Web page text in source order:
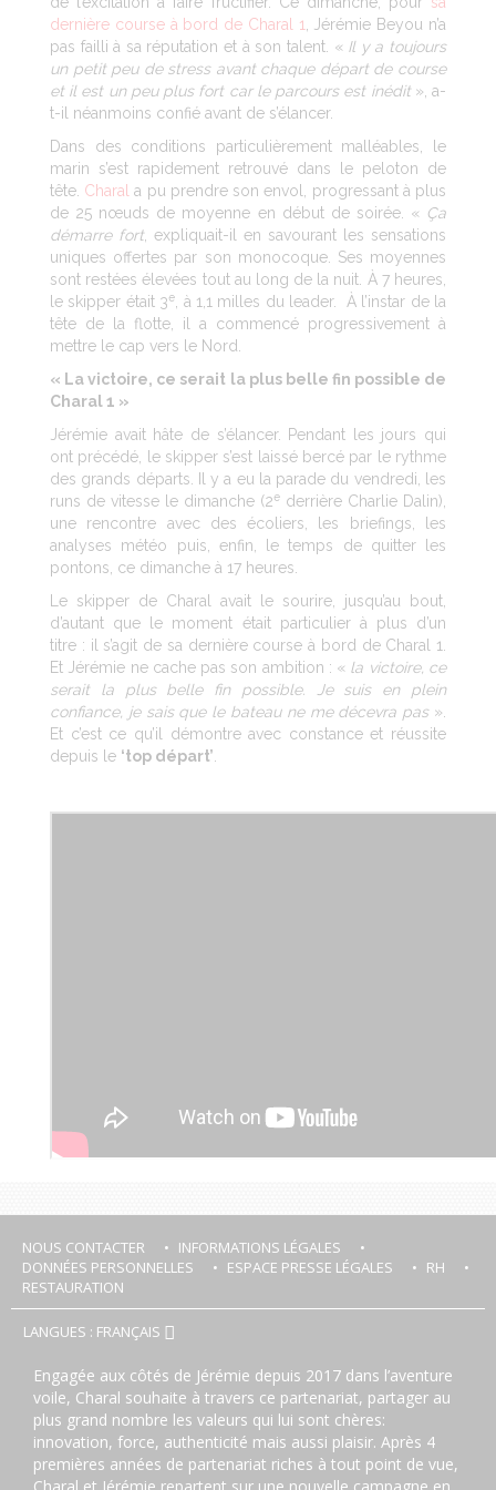
dernière course à bord de Charal 1
, Jérémie Beyou n’a
pas failli à sa réputation et à son talent. « Il y a toujours
un petit peu de stress avant chaque départ de course
et il est un peu plus fort car le parcours est inédit», a-
t-il néanmoins confié avant de s’élancer.
Dans des conditions particulièrement malléables, le
marin s’est rapidement retrouvé dans le peloton de
tête. Charal a pu prendre son envol, progressant à plus
de 25 nœuds de moyenne en début de soirée. « Ça
démarre fort , expliquait-il en savourant les sensations
uniques offertes par son monocoque. Ses moyennes
sont restées élevées tout au long de la nuit. À 7 heures,
le skipper était 3e
, à 1,1 milles du leader. À l’instar de la
tête de la flotte, il a commencé progressivement à
mettre le cap vers le Nord.
« La victoire, ce serait la plus belle fin possible de
Charal 1 »
Jérémie avait hâte de s’élancer. Pendant les jours qui
ont précédé, le skipper s’est laissé bercé par le rythme
des grands départs. Il y a eu la parade du vendredi, les
runs de vitesse le dimanche (2e derrière Charlie Dalin),
une rencontre avec des écoliers, les briefings, les
analyses météo puis, enfin, le temps de quitter les
pontons, ce dimanche à 17 heures.
Le skipper de Charal avait le sourire, jusqu’au bout,
d’autant que le moment était particulier à plus d’un
titre : il s’agit de sa dernière course à bord de Charal 1.
Et Jérémie ne cache pas son ambition : « la victoire, ce
serait la plus belle fin possible. Je suis en plein
confiance, je sais que le bateau ne me décevra pas ».
Et c’est ce qu’il démontre avec constance et réussite
depuis le ‘top départ’
NOUS CONTACTER
INFORMATIONS LÉGALES
DONNÉES PERSONNELLES
ESPACE PRESSE LÉGALES
RH
RESTAURATION
LANGUES : FRANÇAIS
Engagée aux côtés de Jérémie depuis 2017 dans l’aventure
voile, Charal souhaite à travers ce partenariat, partager au
plus grand nombre les valeurs qui lui sont chères:
innovation, force, authenticité mais aussi plaisir. Après 4
premières années de partenariat riches à tout point de vue,